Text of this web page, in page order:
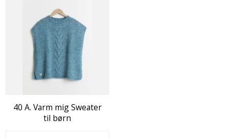
40 A. Varm mig Sweater
til børn